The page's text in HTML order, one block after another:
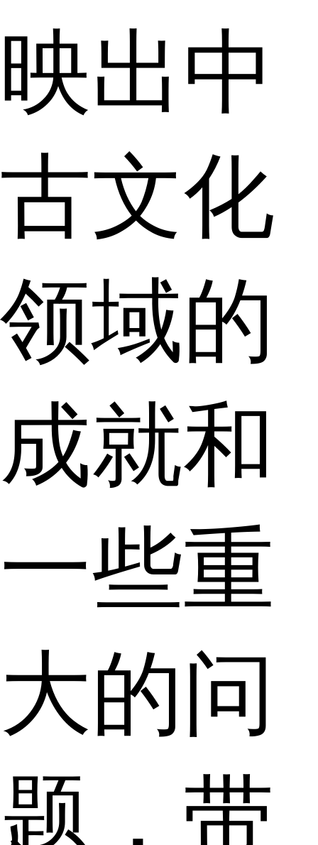
映出中
古文化
领域的
成就和
一些重
大的问
题，带